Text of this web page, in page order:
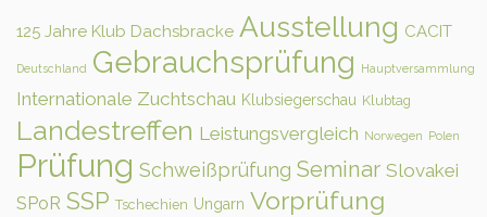
125 Jahre Klub Dachsbracke Ausstellung CACIT
Deutschland Gebrauchsprüfung Hauptversammlung
Internationale Zuchtschau Klubsiegerschau Klubtag
Landestreffen Leistungsvergleich Norwegen Polen
Prüfung Schweißprüfung Seminar Slovakei
SPoR SSP Tschechien Ungarn Vorprüfung